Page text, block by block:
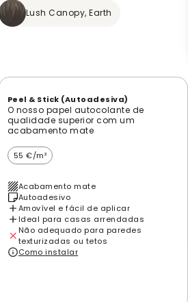
Lush Canopy, Earth
Peel & Stick (Autoadesiva)
O nosso papel autocolante de
qualidade superior com um
acabamento mate
55 €/m²
Acabamento mate
Autoadesivo
Amovível e fácil de aplicar
Ideal para casas arrendadas
Não adequado para paredes
texturizadas ou tetos
Como instalar